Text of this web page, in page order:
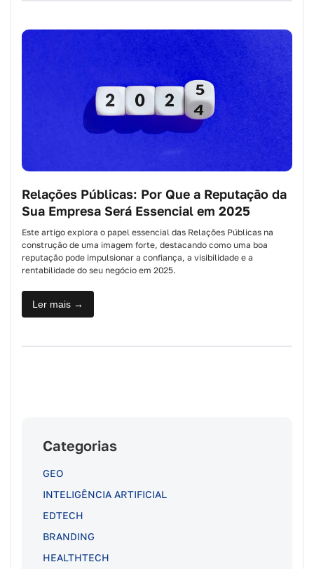
Relações Públicas: Por Que a Reputação da
Sua Empresa Será Essencial em 2025
Este artigo explora o papel essencial das Relações Públicas na
construção de uma imagem forte, destacando como uma boa
reputação pode impulsionar a confiança, a visibilidade e a
rentabilidade do seu negócio em 2025.
Ler mais →
Categorias
GEO
INTELIGÊNCIA ARTIFICIAL
EDTECH
BRANDING
HEALTHTECH